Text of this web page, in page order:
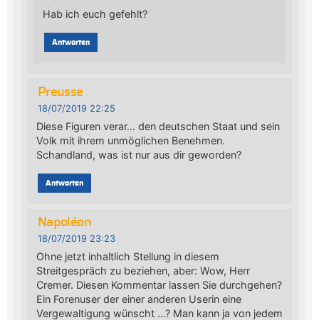
Hab ich euch gefehlt?
Antworten
Preusse
18/07/2019 22:25
Diese Figuren verar… den deutschen Staat und sein
Volk mit ihrem unmöglichen Benehmen.
Schandland, was ist nur aus dir geworden?
Antworten
Napoléon
18/07/2019 23:23
Ohne jetzt inhaltlich Stellung in diesem
Streitgespräch zu beziehen, aber: Wow, Herr
Cremer. Diesen Kommentar lassen Sie durchgehen?
Ein Forenuser der einer anderen Userin eine
Vergewaltigung wünscht …? Man kann ja von jedem